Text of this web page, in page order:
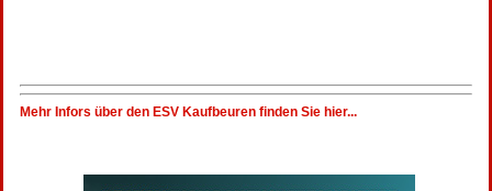
Mehr Infors über den ESV Kaufbeuren finden Sie hier...